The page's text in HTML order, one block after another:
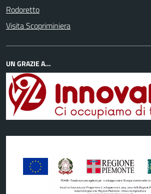
Rodoretto
Visita Scopriminiera
UN GRAZIE A...